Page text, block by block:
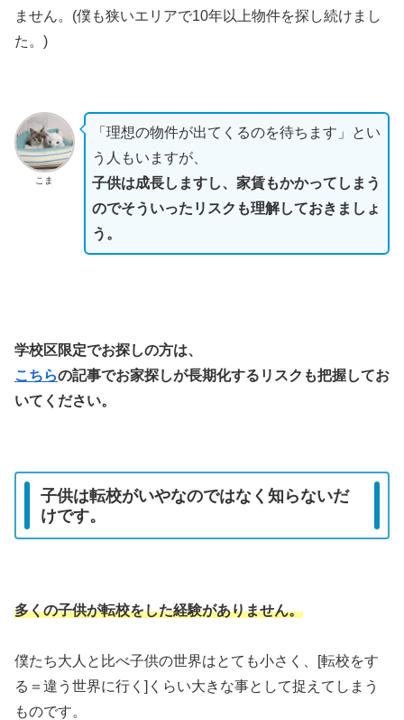
ません。(僕も狭いエリアで10年以上物件を探し続けまし
た。)
こま
「理想の物件が出てくるのを待ちます」とい
う人もいますが、
子供は成長しますし、家賃もかかってしまう
のでそういったリスクも理解しておきましょ
う。
学校区限定でお探しの方は、
こちらの記事でお家探しが長期化するリスクも把握してお
いてください。
子供は転校がいやなのではなく知らないだ
けです。
多くの子供が転校をした経験がありません。
僕たち大人と比べ子供の世界はとても小さく、[転校をす
る＝違う世界に行く]くらい大きな事として捉えてしまう
ものです。